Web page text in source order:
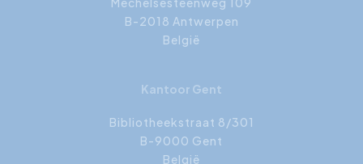
B-2018 Antwerpen
België
Kantoor Gent
Bibliotheekstraat 8/301
B-9000 Gent
België